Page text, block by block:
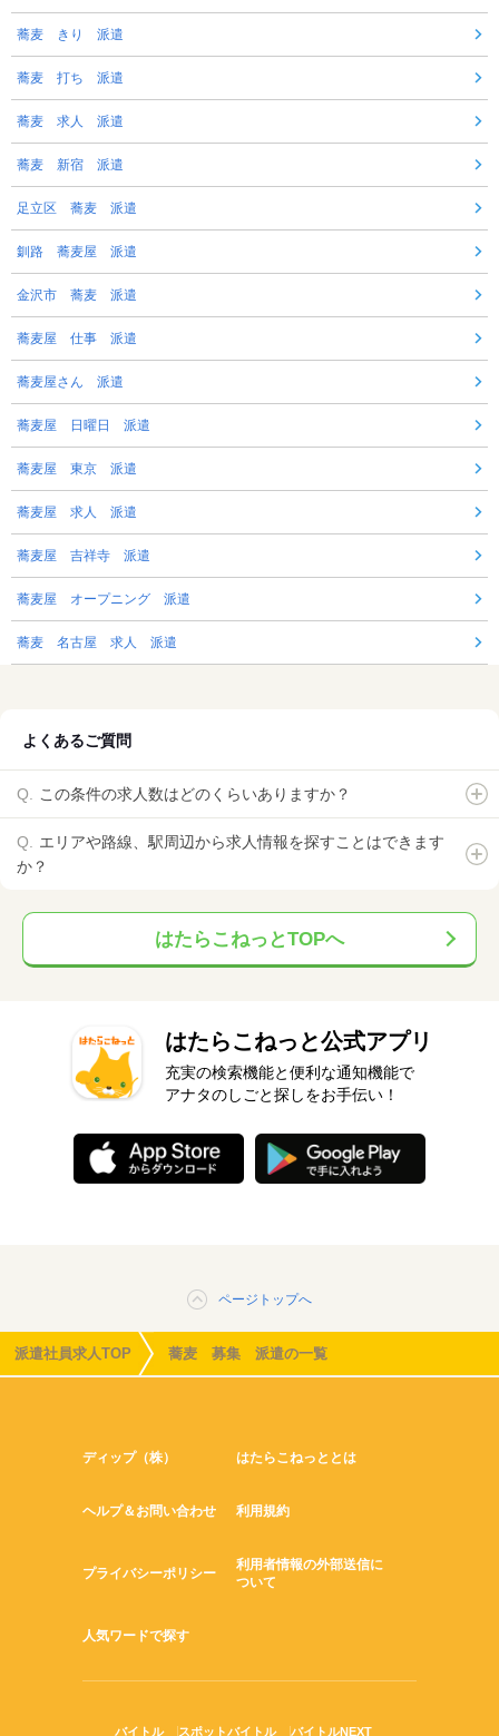
蕎麦 きり 派遣
蕎麦 打ち 派遣
蕎麦 求人 派遣
蕎麦 新宿 派遣
足立区 蕎麦 派遣
釧路 蕎麦屋 派遣
金沢市 蕎麦 派遣
蕎麦屋 仕事 派遣
蕎麦屋さん 派遣
蕎麦屋 日曜日 派遣
蕎麦屋 東京 派遣
蕎麦屋 求人 派遣
蕎麦屋 吉祥寺 派遣
蕎麦屋 オープニング 派遣
蕎麦 名古屋 求人 派遣
よくあるご質問
この条件の求人数はどのくらいありますか？
エリアや路線、駅周辺から求人情報を探すことはできます
か？
はたらこねっとTOPへ
はたらこねっと公式アプリ
充実の検索機能と便利な通知機能で
アナタのしごと探しをお手伝い！
ページトップへ
派遣社員求人TOP 蕎麦 募集 派遣の一覧
ディップ（株） はたらこねっととは
ヘルプ＆お問い合わせ 利用規約
プライバシーポリシー
利用者情報の外部送信に
ついて
人気ワードで探す
バイトル スポットバイトル バイトルNEXT